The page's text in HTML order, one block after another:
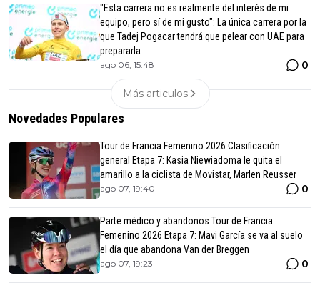
"Esta carrera no es realmente del interés de mi
equipo, pero sí de mi gusto": La única carrera por la
que Tadej Pogacar tendrá que pelear con UAE para
prepararla
ago 06, 15:48 0
Más articulos
Novedades Populares
Tour de Francia Femenino 2026 Clasificación
general Etapa 7: Kasia Niewiadoma le quita el
amarillo a la ciclista de Movistar, Marlen Reusser
ago 07, 19:40 0
Parte médico y abandonos Tour de Francia
Femenino 2026 Etapa 7: Mavi García se va al suelo
el día que abandona Van der Breggen
ago 07, 19:23 0